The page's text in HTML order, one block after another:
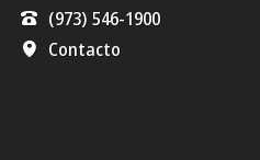
(973) 546-1900
Contacto